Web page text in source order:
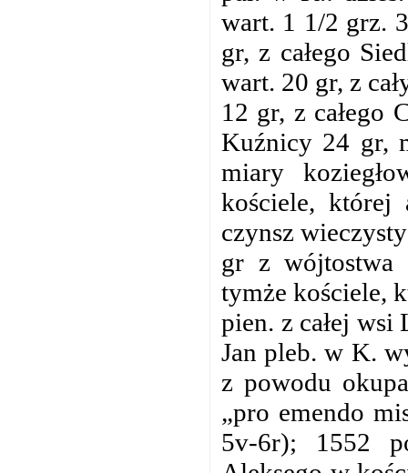
wart. 1 1/2 grz.
gr, z całego
wart. 20 gr, z
12 gr, z całego
Kuźnicy 24 gr,
miary
kościele, której
czynsz
gr z wójtostwa
tymże kościele,
pien. z całej
Jan pleb. w K.
z powodu
„pro emendo
5v-6r); 1552